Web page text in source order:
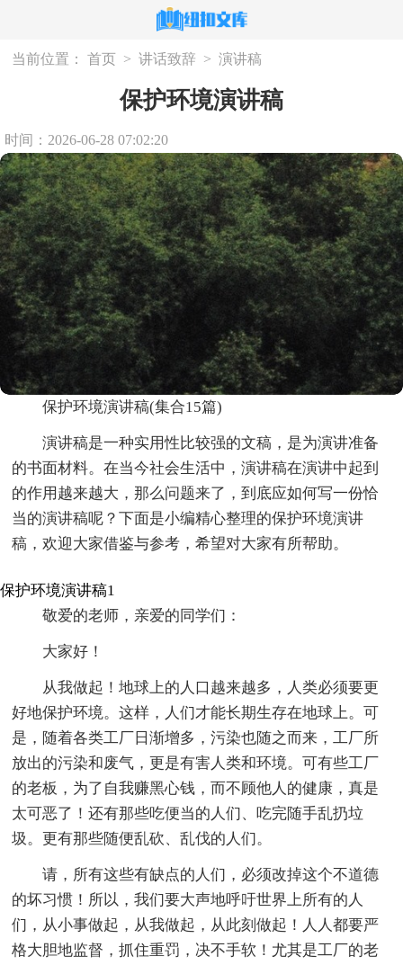
当前位置： 首页 > 讲话致辞 > 演讲稿
保护环境演讲稿
时间：2026-06-28 07:02:20
保护环境演讲稿(集合15篇)
演讲稿是一种实用性比较强的文稿，是为演讲准备
的书面材料。在当今社会生活中，演讲稿在演讲中起到
的作用越来越大，那么问题来了，到底应如何写一份恰
当的演讲稿呢？下面是小编精心整理的保护环境演讲
稿，欢迎大家借鉴与参考，希望对大家有所帮助。
保护环境演讲稿1
敬爱的老师，亲爱的同学们：
大家好！
从我做起！地球上的人口越来越多，人类必须要更
好地保护环境。这样，人们才能长期生存在地球上。可
是，随着各类工厂日渐增多，污染也随之而来，工厂所
放出的污染和废气，更是有害人类和环境。可有些工厂
的老板，为了自我赚黑心钱，而不顾他人的健康，真是
太可恶了！还有那些吃便当的人们、吃完随手乱扔垃
圾。更有那些随便乱砍、乱伐的人们。
请，所有这些有缺点的人们，必须改掉这个不道德
的坏习惯！所以，我们要大声地呼吁世界上所有的人
们，从小事做起，从我做起，从此刻做起！人人都要严
格大胆地监督，抓住重罚，决不手软！尤其是工厂的老